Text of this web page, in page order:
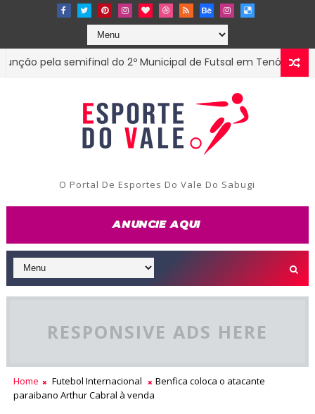
semifinal do 2º Municipal de Futsal em Tenório-PB
O Portal De Esportes Do Vale Do Sabugi
RESPONSIVE ADS HERE
Home Futebol Internacional
Benfica coloca o atacante
paraibano Arthur Cabral à venda